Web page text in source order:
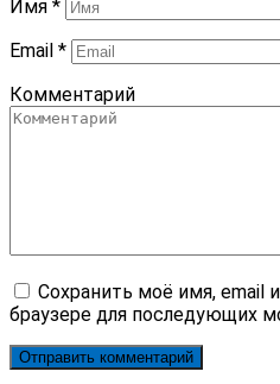
Имя *
Email *
Комментарий
Сохранить моё имя, email
браузере для последующих